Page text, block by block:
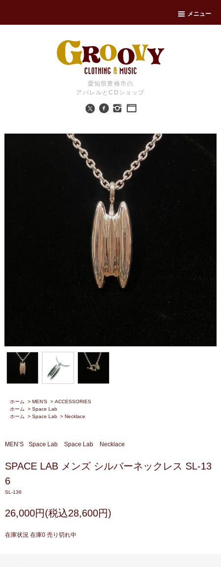
メニュー
愛知県豊橋市の
アパレルとCDショップ
ホーム > MEN’S > ACCESSORIES
ホーム
> Space Lab
ホーム
> Space Lab > Necklace
MEN’S Space Lab Space Lab Necklace
SPACE LAB メンズ シルバーネックレス SL-13
6
SL-136
26,000円(税込28,600円)
在庫状況 在庫0 売り切れ中